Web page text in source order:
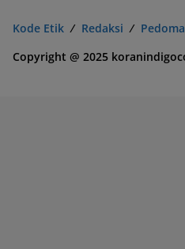
Kode Etik Redaksi
Copyright @ 2025